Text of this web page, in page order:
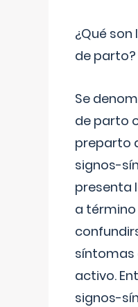
¿Qué
de parto?
Se
de parto
preparto
signos-
presenta
a
síntomas
activo.
signos-